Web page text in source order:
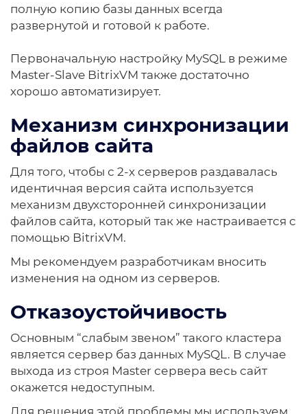
полную копию базы данных всегда
развернутой и готовой к работе.
Первоначальную настройку MySQL в режиме
Master-Slave BitrixVM также достаточно
хорошо автоматизирует.
Механизм синхронизации
файлов сайта
Для того, чтобы с 2-х серверов раздавалась
идентичная версия сайта используется
механизм двухсторонней синхронизации
файлов сайта, который так же настраивается с
помощью BitrixVM.
Мы рекомендуем разработчикам вносить
изменения на одном из серверов.
Отказоустойчивость
Основным “слабым звеном” такого кластера
является сервер баз данных MySQL. В случае
выхода из строя Master сервера весь сайт
окажется недоступным.
Для решения этой проблемы мы используем